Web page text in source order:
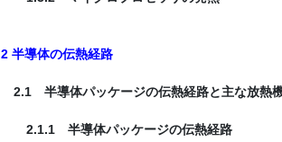
2 半導体の伝熱経路
2.1 半導体パッケージの伝熱経路と主な放熱
2.1.1 半導体パッケージの伝熱経路